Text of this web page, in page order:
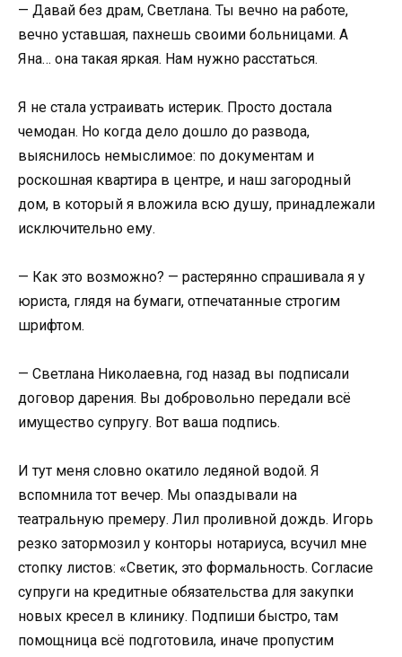
— Давай без драм, Светлана. Ты вечно на работе,
вечно уставшая, пахнешь своими больницами. А
Яна… она такая яркая. Нам нужно расстаться.
Я не стала устраивать истерик. Просто достала
чемодан. Но когда дело дошло до развода,
выяснилось немыслимое: по документам и
роскошная квартира в центре, и наш загородный
дом, в который я вложила всю душу, принадлежали
исключительно ему.
— Как это возможно? — растерянно спрашивала я у
юриста, глядя на бумаги, отпечатанные строгим
шрифтом.
— Светлана Николаевна, год назад вы подписали
договор дарения. Вы добровольно передали всё
имущество супругу. Вот ваша подпись.
И тут меня словно окатило ледяной водой. Я
вспомнила тот вечер. Мы опаздывали на
театральную премеру. Лил проливной дождь. Игорь
резко затормозил у конторы нотариуса, всучил мне
стопку листов: «Светик, это формальность. Согласие
супруги на кредитные обязательства для закупки
новых кресел в клинику. Подпиши быстро, там
помощница всё подготовила, иначе пропустим